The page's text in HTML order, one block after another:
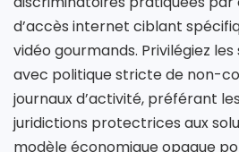
d’accès internet ciblant
vidéo gourmands. Privilégiez
avec politique stricte de non-
journaux d’activité, préférant
juridictions protectrices aux
modèle économique opaque